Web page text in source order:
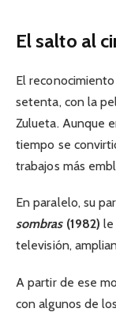
El salto al
El
setenta, con la
Zulueta. Aunque
tiempo se
trabajos más
En paralelo, su
sombras(1982) le
televisión,
A partir de ese
con algunos de